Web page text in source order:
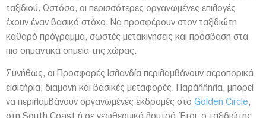
ταξιδιού. Ωστόσο, οι περισσότερες οργανωμένες επιλογές
έχουν έναν βασικό στόχο. Να προσφέρουν στον ταξιδιώτη
καθαρό πρόγραμμα, σωστές μετακινήσεις και πρόσβαση στα
πιο σημαντικά σημεία της χώρας.
Συνήθως, οι Προσφορές Ισλανδία περιλαμβάνουν αεροπορικά
εισιτήρια, διαμονή και βασικές μεταφορές. Παράλληλα, μπορεί
να περιλαμβάνουν οργανωμένες εκδρομές στο Golden Circle,